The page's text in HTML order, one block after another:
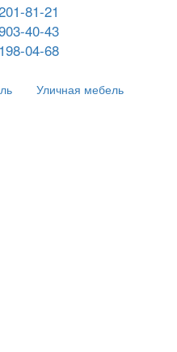
81-21
40-43
04-68
Уличная мебель